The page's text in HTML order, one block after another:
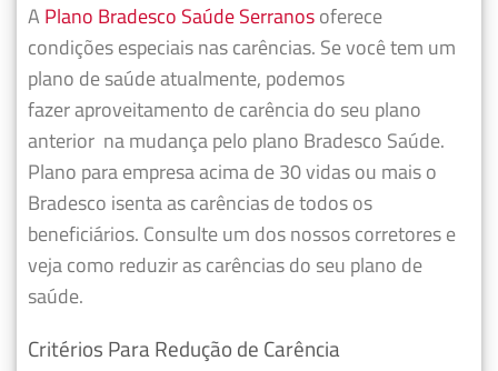
A Plano Bradesco Saúde Serranosoferece
condições especiais nas carências. Se você tem um
plano de saúde atualmente, podemos
fazeraproveitamento de carência do seu plano
anterior na mudança pelo plano Bradesco Saúde.
Plano para empresa acima de 30 vidas ou mais o
Bradesco isenta as carências de todos os
beneficiários. Consulte um dos nossos corretores e
veja como reduzir as carências do seu plano de
saúde.
Critérios Para Redução de Carência